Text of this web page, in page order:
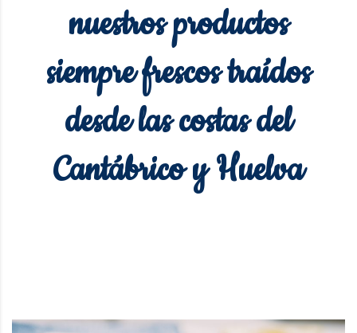
nuestros productos
siempre frescos traídos
desde las costas del
Cantábrico y Huelva